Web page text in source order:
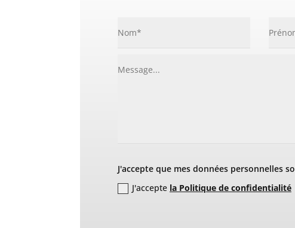
J'accepte que mes données personnelles
J'accepte la Politique de confidentialité